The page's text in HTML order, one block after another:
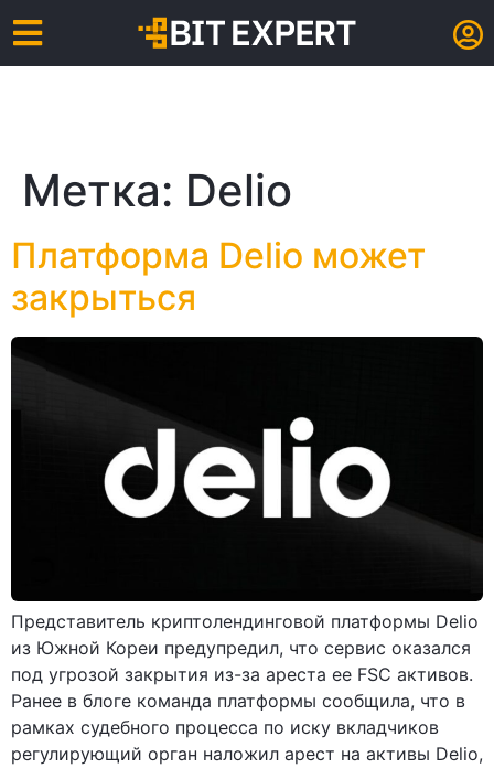
Метка: Delio
Платформа Delio может
закрыться
Представитель криптолендинговой платформы Delio
из Южной Кореи предупредил, что сервис оказался
под угрозой закрытия из-за ареста ее FSC активов.
Ранее в блоге команда платформы сообщила, что в
рамках судебного процесса по иску вкладчиков
регулирующий орган наложил арест на активы Delio,